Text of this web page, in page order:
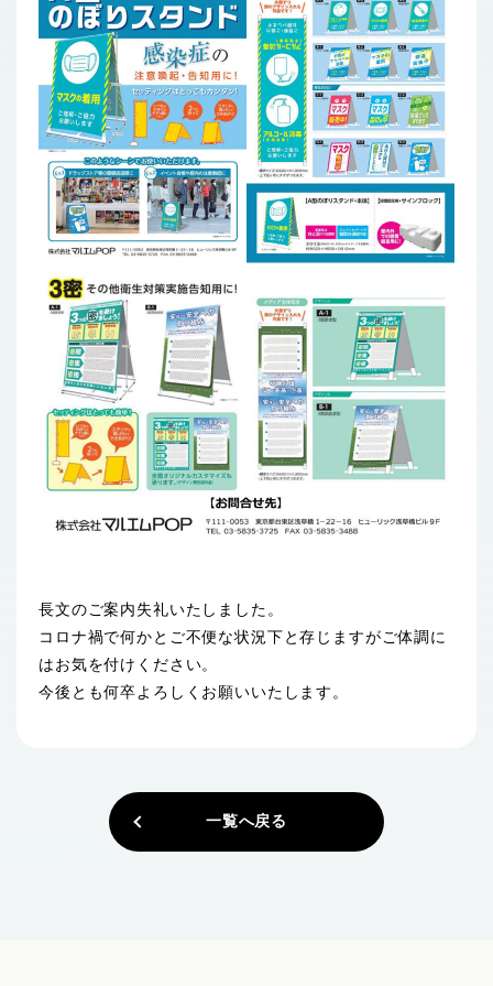
長文のご案内失礼いたしました。
コロナ禍で何かとご不便な状況下と存じますがご体調に
はお気を付けください。
今後とも何卒よろしくお願いいたします。
一覧へ戻る